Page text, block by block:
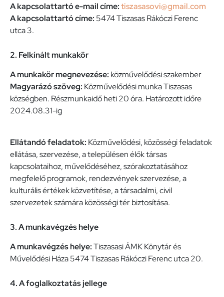
A kapcsolattartó e-mail címe:tiszasasovi@gmail.com
A kapcsolattartó címe: 5474 Tiszasas Rákóczi Ferenc
utca 3.
2. Felkínált munkakör
A munkakör megnevezése: közművelődési szakember
Magyarázó szöveg: Közművelődési munka Tiszasas
községben. Részmunkaidő heti 20 óra. Határozott időre
2024.08.31-ig
Ellátandó feladatok: Közművelődési, közösségi feladatok
ellátása, szervezése, a településen élők társas
kapcsolataihoz, művelődéséhez, szórakoztatásához
megfelelő programok, rendezvények szervezése, a
kulturális értékek közvetítése, a társadalmi, civil
szervezetek számára közösségi tér biztosítása.
3. A munkavégzés helye
A munkavégzés helye:Tiszasasi ÁMK Könytár és
Művelődési Háza 5474 Tiszasas Rákóczi Ferenc utca 20.
4. A foglalkoztatás jellege